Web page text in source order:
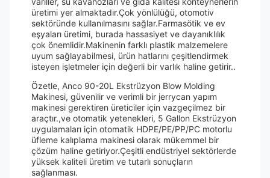
üretimi yer almaktadır.Çok yönlülüğü, otomotiv
sektöründe kullanılmasını sağlar.Farmasötik ve ev
eşyaları üretimi, burada hassasiyet ve dayanıklılık
çok önemlidir.Makinenin farklı plastik malzemelere
uyum sağlayabilmesi, ürün hatlarını çeşitlendirmek
isteyen işletmeler için değerli bir varlık haline getirir..
Özetle, Anco 90-20L Ekstrüzyon Blow Molding
Makinesi, güvenilir ve verimli bir jerrycan yapım
makinesi gerektiren üreticiler için vazgeçilmez bir
araçtır.,ve otomatik yetenekleri, 5 Gallon Ekstrüzyon
uygulamaları için otomatik HDPE/PE/PP/PC motorlu
üfleme kalıplama makinesi olarak mükemmel bir
çözüm haline getiriyor.Çeşitli endüstriyel sektörlerde
yüksek kaliteli üretim ve tutarlı sonuçların
sağlanması.